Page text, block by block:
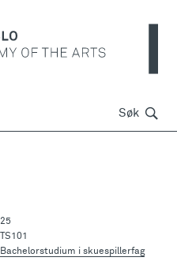
Søk Søk
25
TS101
Bachelorstudium i skuespillerfag